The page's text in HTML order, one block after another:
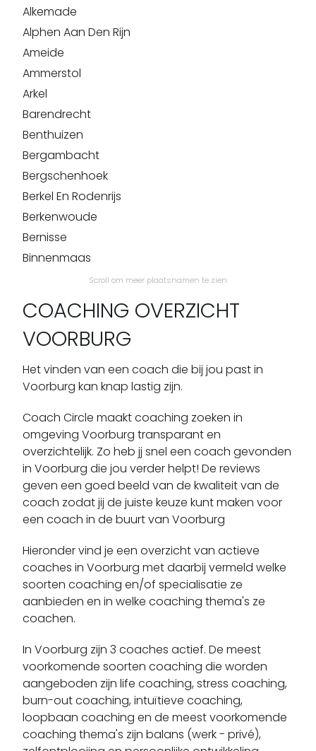
Alkemade
Alphen Aan Den Rijn
Ameide
Ammerstol
Arkel
Barendrecht
Benthuizen
Bergambacht
Bergschenhoek
Berkel En Rodenrijs
Berkenwoude
Bernisse
Binnenmaas
Bodegraven
Boskoop
Brandwijk
Capelle Aan Den Ijssel
Cromstrijen
Dalem
De Lier
De Rijndijk
De Zilk
Delfgauw
Delft
Den Bommel
Den Haag
Den Hoorn
Dirksland
Dordrecht
Driebruggen
Europoort
Geervliet
Scroll om meer plaatsnamen te zien
COACHING OVERZICHT
VOORBURG
Het vinden van een coach die bij jou past in
Voorburg kan knap lastig zijn.
Coach Circle maakt coaching zoeken in
omgeving Voorburg transparant en
overzichtelijk. Zo heb jj snel een coach gevonden
in Voorburg die jou verder helpt! De reviews
geven een goed beeld van de kwaliteit van de
coach zodat jij de juiste keuze kunt maken voor
een coach in de buurt van Voorburg
Hieronder vind je een overzicht van actieve
coaches in Voorburg met daarbij vermeld welke
soorten coaching en/of specialisatie ze
aanbieden en in welke coaching thema's ze
coachen.
In Voorburg zijn 3 coaches actief. De meest
voorkomende soorten coaching die worden
aangeboden zijn life coaching, stress coaching,
burn-out coaching, intuïtieve coaching,
loopbaan coaching en de meest voorkomende
coaching thema's zijn balans (werk - privé),